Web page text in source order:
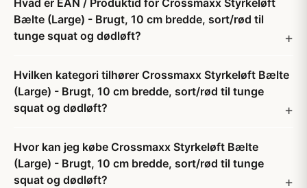
Hvad er EAN / Produktid for Crossmaxx Styrkeløft
Bælte (Large) - Brugt, 10 cm bredde, sort/rød til
tunge squat og dødløft?
Hvilken kategori tilhører Crossmaxx Styrkeløft Bælte
(Large) - Brugt, 10 cm bredde, sort/rød til tunge
squat og dødløft?
Hvor kan jeg købe Crossmaxx Styrkeløft Bælte
(Large) - Brugt, 10 cm bredde, sort/rød til tunge
squat og dødløft?